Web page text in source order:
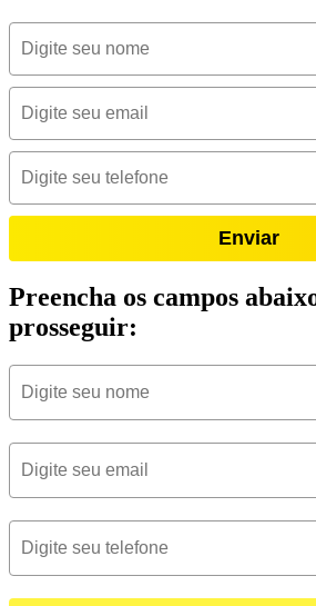
Enviar
Preencha os campos
prosseguir: